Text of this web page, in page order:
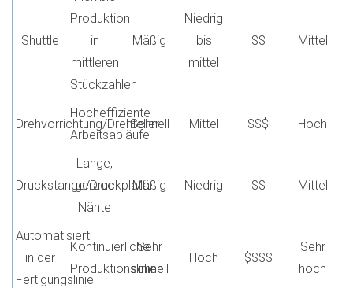
Shuttle
Produktion
in
mittleren
Stückzahlen
Mäßig
Niedrig
bis
mittel
$$ Mittel
Drehvorrichtung/Drehteller
Hocheffiziente
Arbeitsabläufe
Schnell Mittel $$$ Hoch
Druckstange/Druckplatte
Lange,
gerade
Nähte
Mäßig Niedrig $$ Mittel
Automatisiert
in der
Fertigungslinie
Kontinuierliche
Produktionslinien
Sehr
schnell
Hoch $$$$
Sehr
hoch